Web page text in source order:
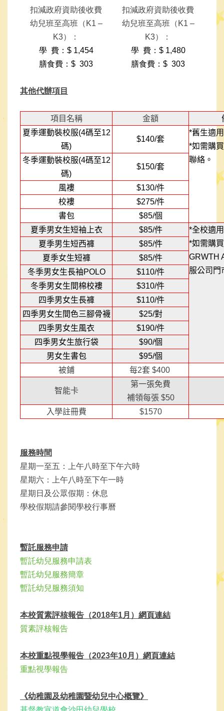
扣減政府資助後收費
幼兒班至高班（K1 –
K3）：
學 費： $ 1,454
膳食費： $ 303
扣減政府資助後收費
幼兒班至高班（K1 –
K3）：
學 費： $ 1,480
膳食費： $ 303
其他代辦項目
項目名稱 金額
夏季運動裝校服(4碼至12
碼)
$140/套
*舊生適用
*如需購
聯絡 。
冬季運動裝校服(4碼至12
碼)
$150/套
風褸 $130/件
校褸
$275/件
書包
$85/個
夏季男女生短袖上衣 $85/件 *全校適用
*如需購
GRWTH
服公司門
夏季男生短西褲 $85/件
夏季女生短褲 $85/件
冬季男女生長袖POLO $110/件
冬季男女生間棉校褸 $310/件
四季男女生長褲
$110/件
四季男女生間色三腳骨襪
$25/對
四季男女生風衣 $190/件
四季男女生旅行袋
$90/個
男女生書包 $95/個
被鋪
每2套$400
智能卡
第一張免費
補領每張$50
入學註冊費
$1570
服務時間
星期一至五：上午八時至下午六時
星期六：上午八時至下午一時
星期日及公眾假期：休息
學校假期請參閱學校行事曆
暫託服務申請
暫託幼兒服務申請表
暫託幼兒服務簡章
暫託幼兒服務須知
本校質素評核報告（2018年1月）網頁連結
質素評核報告
本校重點視學報告（2023年10月）網頁連結
重點視學報告
《幼稚園及幼稚園暨幼兒中心概覽》